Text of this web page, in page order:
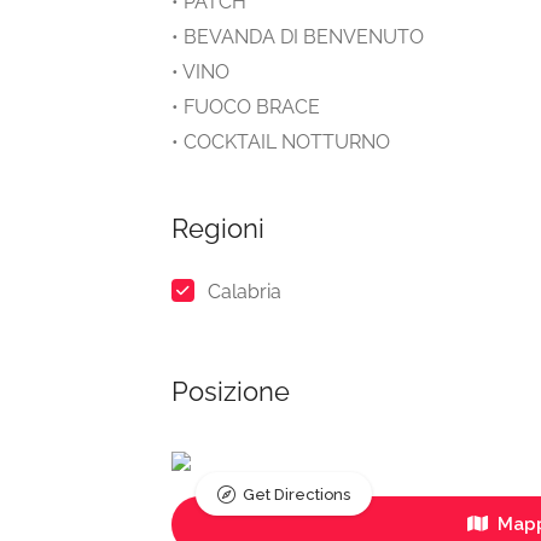
• BEVANDA DI BENVENUTO
• VINO
• FUOCO BRACE
• COCKTAIL NOTTURNO
Regioni
Calabria
Posizione
Get Directions